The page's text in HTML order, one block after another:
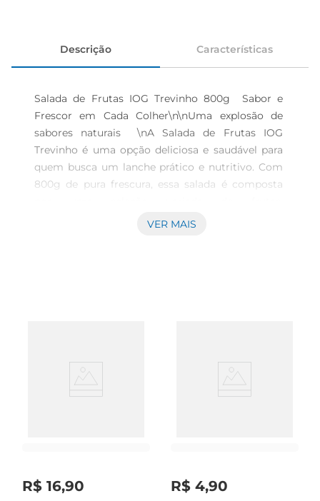
Descrição Características
Salada de Frutas IOG Trevinho 800g  Sabor e
Frescor em Cada Colher\n\nUma explosão de
sabores naturais  \nA Salada de Frutas IOG
Trevinho é uma opção deliciosa e saudável para
quem busca um lanche prático e nutritivo. Com
800g de pura frescura, essa salada é composta
proporcionando uma experiência de sabor que
frutas mantenham suas propriedades
ser utilizada de diversas maneiras. Experimente
VER MAIS
R$ 16,90 R$ 4,90